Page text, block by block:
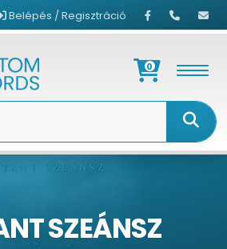
Belépés / Regisztráció
0
SZEÁNSZ